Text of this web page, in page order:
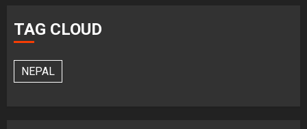
TAG CLOUD
NEPAL